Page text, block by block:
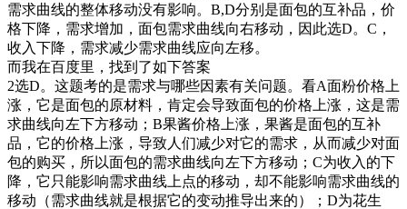
需求曲线的整体移动没有影响。B,D分别是面包的互补品，价
格下降，需求增加，面包需求曲线向右移动，因此选D。C，
收入下降，需求减少需求曲线应向左移。
而我在百度里，找到了如下答案
2选D。这题考的是需求与哪些因素有关问题。看A面粉价格上
涨，它是面包的原材料，肯定会导致面包的价格上涨，这是需
求曲线向左下方移动；B果酱价格上涨，果酱是面包的互补
品，它的价格上涨，导致人们减少对它的需求，从而减少对面
包的购买，所以面包的需求曲线向左下方移动；C为收入的下
降，它只能影响需求曲线上点的移动，却不能影响需求曲线的
移动（需求曲线就是根据它的变动推导出来的）；D为花生